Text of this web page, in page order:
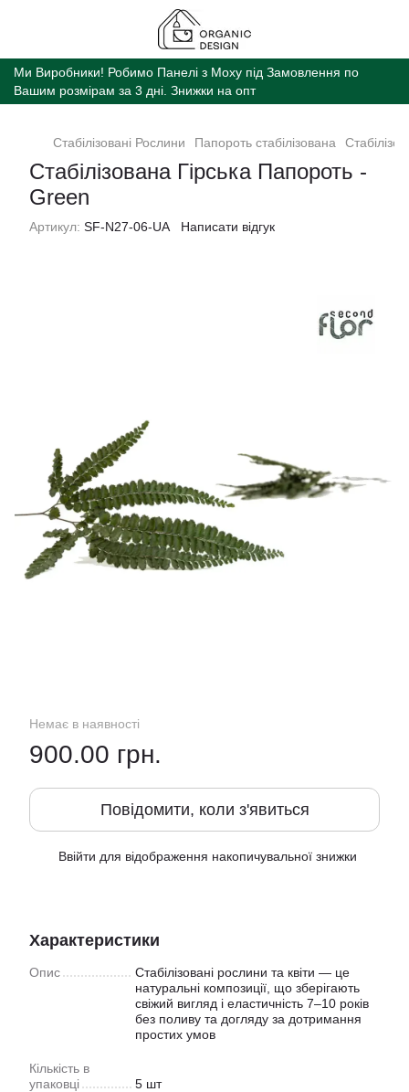
Ми Виробники! Робимо Панелі з Моху під Замовлення по
Вашим розмірам за 3 дні. Знижки на опт
Стабілізованi Рослини Папороть cтабілізована
Стабілізована Гірська Папороть -
Green
Артикул: SF-N27-06-UA Написати відгук
Немає в наявності
900.00 грн.
Повідомити, коли з'явиться
Ввійти для відображення накопичувальної знижки
Характеристики
Опис
Стабілізовані рослини та квіти — це
натуральні композиції, що зберігають
свіжий вигляд і еластичність 7–10 років
без поливу та догляду за дотримання
простих умов
Кiлькiсть в
упаковцi
5 шт